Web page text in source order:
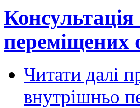
переміщених
Читати далі
внутрішньо